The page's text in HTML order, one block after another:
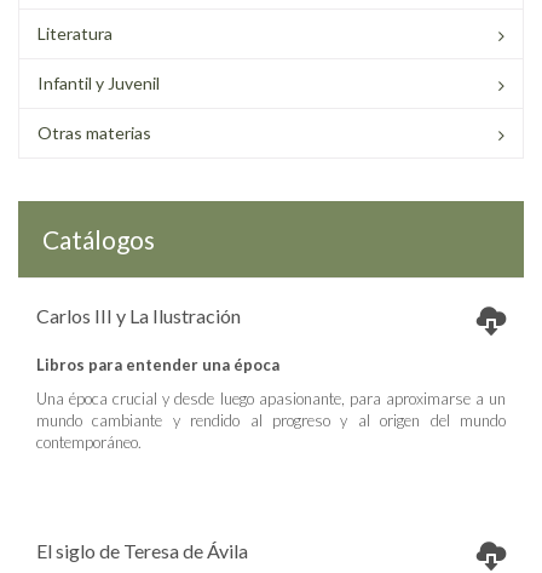
Literatura
Infantil y Juvenil
Otras materias
Catálogos
Carlos III y La Ilustración
Libros para entender una época
Una época crucial y desde luego apasionante, para aproximarse a un
mundo cambiante y rendido al progreso y al origen del mundo
contemporáneo.
El siglo de Teresa de Ávila